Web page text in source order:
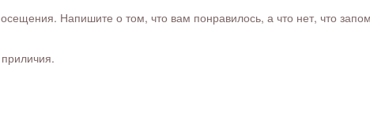
Напишите о том, что вам понравилось, а что нет, что